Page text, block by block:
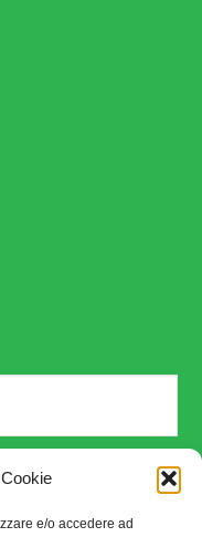
e/o accedere ad